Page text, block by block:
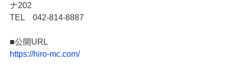
ナ202
TEL 042-814-8887
■公開URL
https://hiro-mc.com/